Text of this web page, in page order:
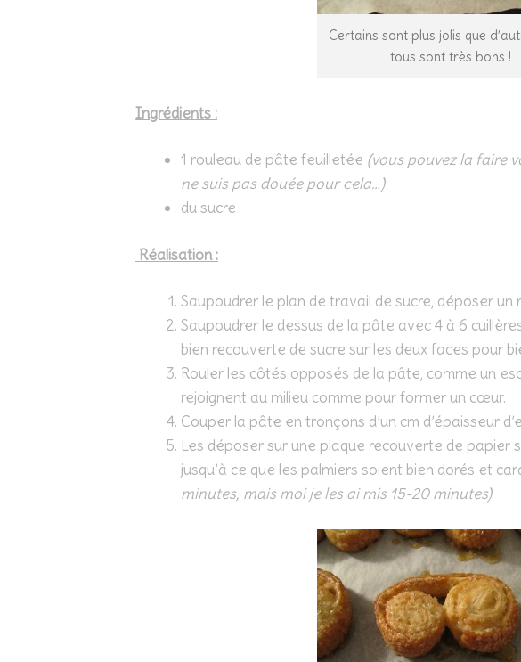
Certains sont plus jolis que
tous sont très bons !
Ingrédients :
1 rouleau de pâte feuilletée (vous pouvez la faire
ne suis pas douée pour cela…)
du sucre
Réalisation :
Saupoudrer le plan de travail de sucre, déposer
Saupoudrer le dessus de la pâte avec 4 à 6
bien recouverte de sucre sur les deux faces pour
Rouler les côtés opposés de la pâte, comme un
rejoignent au milieu comme pour former un cœur.
Couper la pâte en tronçons d’un cm d’épaisseur
Les déposer sur une plaque recouverte de papier
jusqu’à ce que les palmiers soient bien dorés et
minutes, mais moi je les ai mis 15-20 minutes).